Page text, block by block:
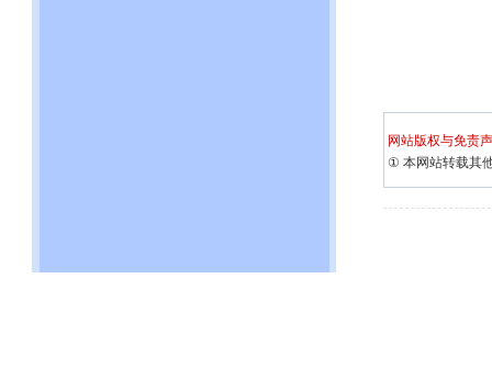
网站版权与免责
① 本网站转载其